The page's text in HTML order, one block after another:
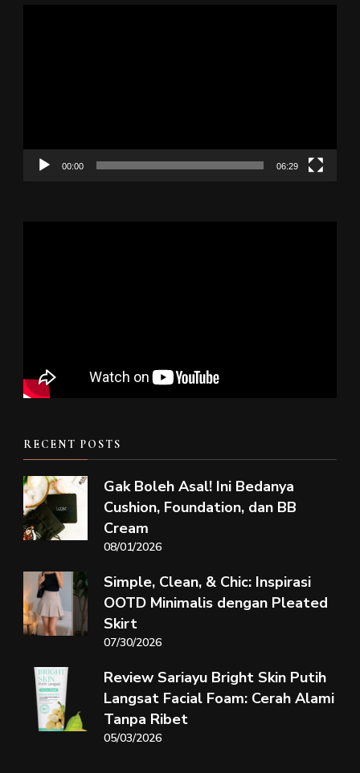
00:00 06:29
RECENT POSTS
Gak Boleh Asal! Ini Bedanya
Cushion, Foundation, dan BB
Cream
08/01/2026
Simple, Clean, & Chic: Inspirasi
OOTD Minimalis dengan Pleated
Skirt
07/30/2026
Review Sariayu Bright Skin Putih
Langsat Facial Foam: Cerah Alami
Tanpa Ribet
05/03/2026